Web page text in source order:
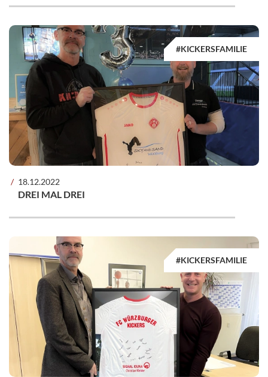
#KICKERSFAMILIE
18.12.2022
DREI MAL DREI
#KICKERSFAMILIE